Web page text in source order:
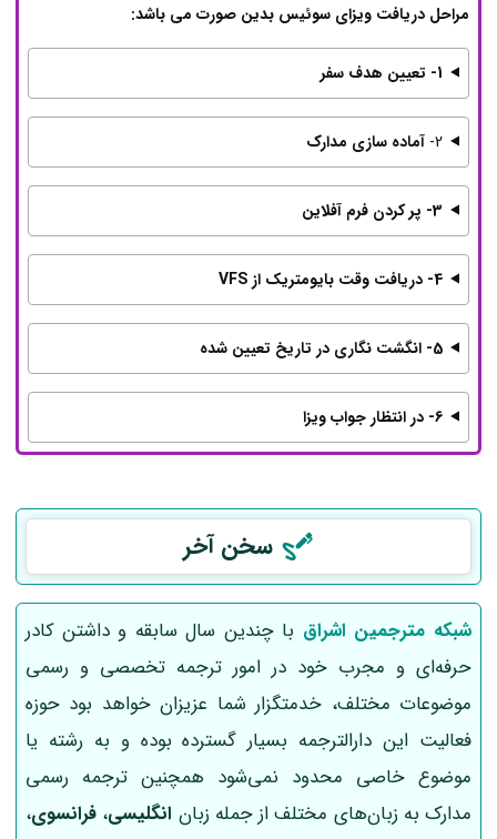
مراحل دریافت ویزای سوئیس بدین صورت می باشد:
1- تعیین هدف سفر
2- آماده سازی مدارک
3- پر کردن فرم آفلاین
4- دریافت وقت بایومتریک از VFS
5- انگشت نگاری در تاریخ تعیین شده
6- در انتظار جواب ویزا
سخن آخر
شبکه مترجمین اشراق با چندین سال سابقه و داشتن کادر
حرفه‌ای و مجرب خود در امور ترجمه تخصصی و رسمی
موضوعات مختلف، خدمتگزار شما عزیزان خواهد بود حوزه
فعالیت این دارالترجمه بسیار گسترده بوده و به رشته یا
موضوع خاصی محدود نمی‌شود همچنین ترجمه رسمی
مدارک به زبان‌های مختلف از جمله زبان انگلیسی، فرانسوی،